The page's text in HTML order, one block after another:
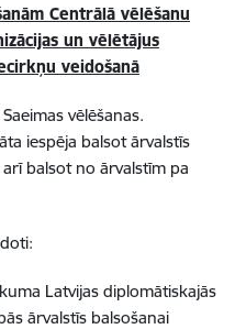
Centrālā vēlēšanu
un vēlētājus
veidošanā
vēlēšanas.
iespēja balsot ārvalstīs
balsot no ārvalstīm pa
Latvijas diplomātiskajās
ārvalstīs balsošanai